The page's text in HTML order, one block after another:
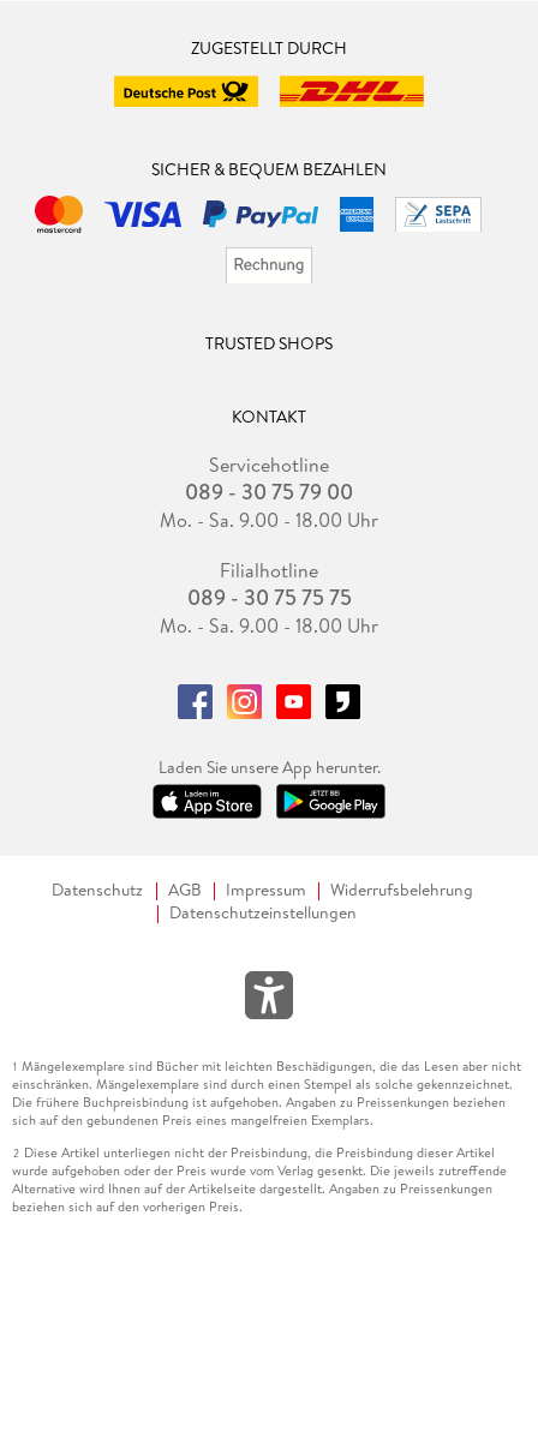
ZUGESTELLT DURCH
SICHER & BEQUEM BEZAHLEN
TRUSTED SHOPS
KONTAKT
Servicehotline
089 - 30 75 79 00
Mo. - Sa. 9.00 - 18.00 Uhr
Filialhotline
089 - 30 75 75 75
Mo. - Sa. 9.00 - 18.00 Uhr
Laden Sie unsere App herunter.
Datenschutz AGB Impressum
Widerrufsbelehrung
Datenschutzeinstellungen
1 Mängelexemplare sind Bücher mit leichten Beschädigungen, die das Lesen aber nicht
einschränken. Mängelexemplare sind durch einen Stempel als solche gekennzeichnet.
Die frühere Buchpreisbindung ist aufgehoben. Angaben zu Preissenkungen beziehen
sich auf den gebundenen Preis eines mangelfreien Exemplars.
2 Diese Artikel unterliegen nicht der Preisbindung, die Preisbindung dieser Artikel
wurde aufgehoben oder der Preis wurde vom Verlag gesenkt. Die jeweils zutreffende
Alternative wird Ihnen auf der Artikelseite dargestellt. Angaben zu Preissenkungen
beziehen sich auf den vorherigen Preis.